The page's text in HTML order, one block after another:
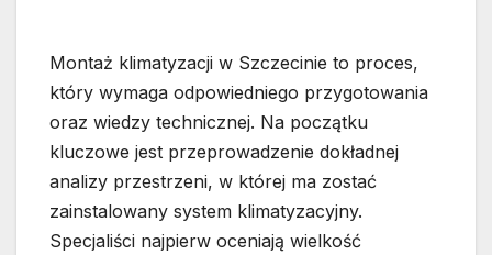
Montaż klimatyzacji w Szczecinie to proces,
który wymaga odpowiedniego przygotowania
oraz wiedzy technicznej. Na początku
kluczowe jest przeprowadzenie dokładnej
analizy przestrzeni, w której ma zostać
zainstalowany system klimatyzacyjny.
Specjaliści najpierw oceniają wielkość